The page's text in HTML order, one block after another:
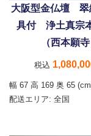
大阪型金仏壇 翠
具付 浄土真宗
（西本願寺
税込
幅 67 高 169 奥 65
配送エリア: 全国